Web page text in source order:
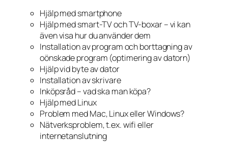
Hjälp med smartphone
Hjälp med smart-TV och TV-boxar – vi kan
även visa hur du använder dem
Installation av program och borttagning av
oönskade program (optimering av datorn)
Hjälp vid byte av dator
Installation av skrivare
Inköpsråd – vad ska man köpa?
Hjälp med Linux
Problem med Mac, Linux eller Windows?
Nätverksproblem, t.ex. wifi eller
internetanslutning